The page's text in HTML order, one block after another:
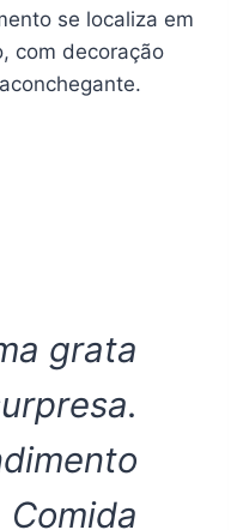
se localiza em
com decoração
grata
Comida